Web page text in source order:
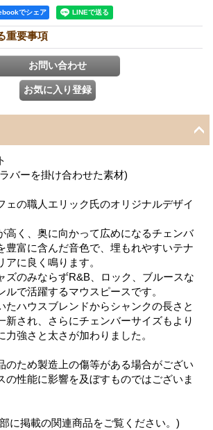
でシェア
重要事項
バーを掛け合わせた素材)
ェの職人エリック氏のオリジナルデザイ
高く、奥に向かって広めになるチェンバ
豊富に含んだ音色で、埋もれやすいテナ
に良く鳴ります。
ズのみならずR&B、ロック、ブルースな
ルで活躍するマウスピースです。
たハウスブレンドからシャンクの長さと
新され、さらにチェンバーサイズもより
力強さと太さが加わりました。
ため製造上の傷等がある場合がござい
の性能に影響を及ぼすものではございま
に掲載の関連商品をご覧ください。)